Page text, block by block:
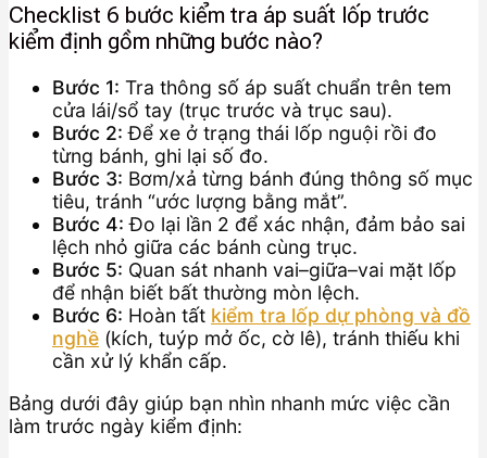
Checklist 6 bước kiểm tra áp suất lốp trước
kiểm định gồm những bước nào?
Bước 1: Tra thông số áp suất chuẩn trên tem
cửa lái/sổ tay (trục trước và trục sau).
Bước 2: Để xe ở trạng thái lốp nguội rồi đo
từng bánh, ghi lại số đo.
Bước 3: Bơm/xả từng bánh đúng thông số mục
tiêu, tránh “ước lượng bằng mắt”.
Bước 4: Đo lại lần 2 để xác nhận, đảm bảo sai
lệch nhỏ giữa các bánh cùng trục.
Bước 5: Quan sát nhanh vai–giữa–vai mặt lốp
để nhận biết bất thường mòn lệch.
Bước 6: Hoàn tất kiểm tra lốp dự phòng và đồ
nghề (kích, tuýp mở ốc, cờ lê), tránh thiếu khi
cần xử lý khẩn cấp.
Bảng dưới đây giúp bạn nhìn nhanh mức việc cần
làm trước ngày kiểm định: